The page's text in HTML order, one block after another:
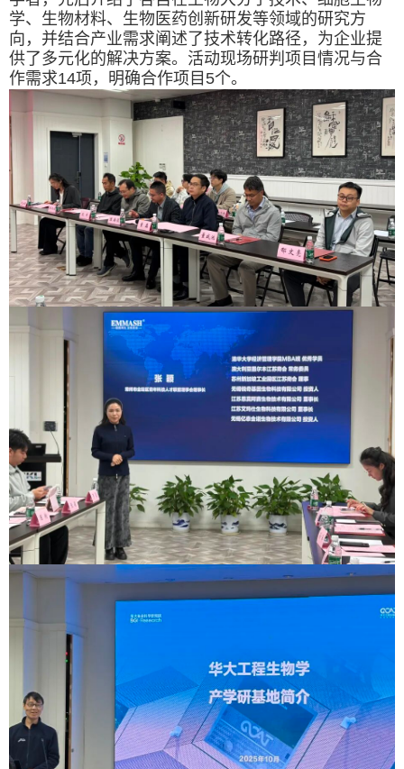
学、生物材料、生物医药创新研发等领域的研究方
向，并结合产业需求阐述了技术转化路径，为企业提
供了多元化的解决方案。活动现场研判项目情况与合
作需求14项，明确合作项目 5个。